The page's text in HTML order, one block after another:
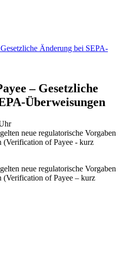
– Gesetzliche
Überweisungen
neue regulatorische Vorgaben
of Payee - kurz
neue regulatorische Vorgaben
of Payee – kurz